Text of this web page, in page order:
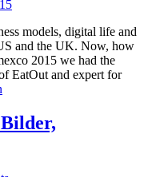
models, digital life and
and the UK. Now, how
2015 we had the
EatOut and expert for